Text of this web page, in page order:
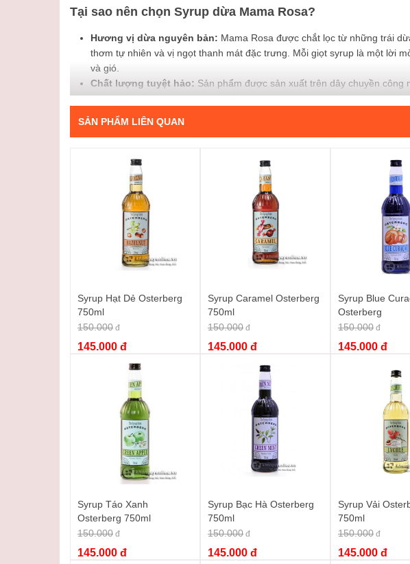
Tại sao nên chọn Syrup dừa Mama Rosa?
Hương vị dừa nguyên bản: Mama Rosa được chắt lọc từ những trái
thơm tự nhiên và vị ngọt thanh mát đặc trưng. Mỗi giọt syrup là một lời
và gió.
Chất lượng tuyệt hảo: Sản phẩm được sản xuất trên dây chuyền công
thực phẩm. Bạn hoàn toàn có thể yên tâm khi sử dụng Mama Rosa cho
Đa dạng ứng dụng:
tấu thành sinh tố, cocktail, trà sữa, hoặc làm sốt cho bánh, kem. Khả
Thiết kế tiện lợi:
Chai 700ml với thiết kế chắc chắn, dễ dàng rót và bảo
và kinh doanh quán.
Khám phá thế giới đồ uống cùng Syrup dừa Mama Rosa
Hãy tưởng tượng ly cà phê đá quen thuộc bỗng trở nên hấp dẫn hơn với một
càng thêm phần quyến rũ với hương thơm nhiệt đới. Với
Syrup dừa Mama
hơn bao giờ hết. Bạn có thể:
Tạo nên những ly Latte hay Cappuccino mang đậm hương vị quê nhà.
Thêm vào bánh pancake hay kem tươi để có một món tráng miệng tuyệt
Biến tấu các món đá xay thành phiên bản đặc biệt, khó quên.
Sở hữu ngay Syrup dừa Mama Rosa để khơi nguồn cảm
Đừng bỏ lỡ cơ hội mang về căn bếp của mình một chai Syrup dừa Mama
liệu pha chế, mà còn là chìa khóa mở ra vô vàn công thức đồ uống và món
tinh tế của Mama Rosa làm phong phú thêm cuộc sống ẩm thực của bạn.
Truy cập ngayđây Syrup dừa Mama Rosa 700ml và bắt đầu
syrup dừa mama rosa 700ml syrup dừa mama rosa syrup
SẢN PHẨM LIÊN QUAN
Syrup Hạt Dẻ Osterberg
750ml
150.000 đ
145.000 đ
Syrup Caramel Osterberg
750ml
150.000 đ
145.000 đ
Syrup Blue
Osterberg
150.000 đ
145.000 đ
Syrup Táo Xanh
Osterberg 750ml
150.000 đ
145.000 đ
Syrup Bạc Hà Osterberg
750ml
150.000 đ
145.000 đ
Syrup Vải
750ml
150.000 đ
145.000 đ